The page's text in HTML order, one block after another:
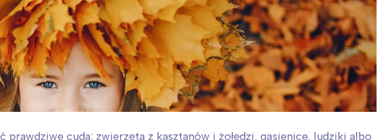
cuda: zwierzęta z kasztanów i żołędzi, gąsienice, ludziki albo